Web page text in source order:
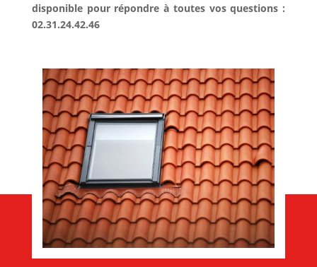
disponible pour répondre à toutes vos questions :
02.31.24.42.46